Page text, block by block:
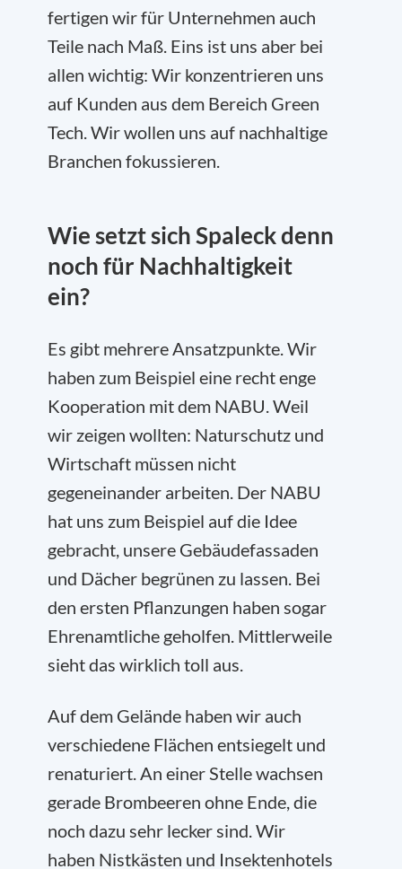
fertigen wir für Unternehmen auch
Teile nach Maß. Eins ist uns aber bei
allen wichtig: Wir konzentrieren uns
auf Kunden aus dem Bereich Green
Tech. Wir wollen uns auf nachhaltige
Branchen fokussieren.
Wie setzt sich Spaleck denn
noch für Nachhaltigkeit
ein?
Es gibt mehrere Ansatzpunkte. Wir
haben zum Beispiel eine recht enge
Kooperation mit dem NABU. Weil
wir zeigen wollten: Naturschutz und
Wirtschaft müssen nicht
gegeneinander arbeiten. Der NABU
hat uns zum Beispiel auf die Idee
gebracht, unsere Gebäudefassaden
und Dächer begrünen zu lassen. Bei
den ersten Pflanzungen haben sogar
Ehrenamtliche geholfen. Mittlerweile
sieht das wirklich toll aus.
Auf dem Gelände haben wir auch
verschiedene Flächen entsiegelt und
renaturiert. An einer Stelle wachsen
gerade Brombeeren ohne Ende, die
noch dazu sehr lecker sind. Wir
haben Nistkästen und Insektenhotels